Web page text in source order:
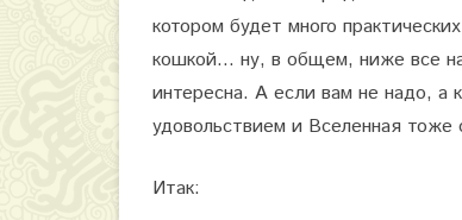
котором будет много
кошкой… ну, в общем, ниже все
интересна. А если вам не надо, а
удовольствием и Вселенная тоже
Итак: